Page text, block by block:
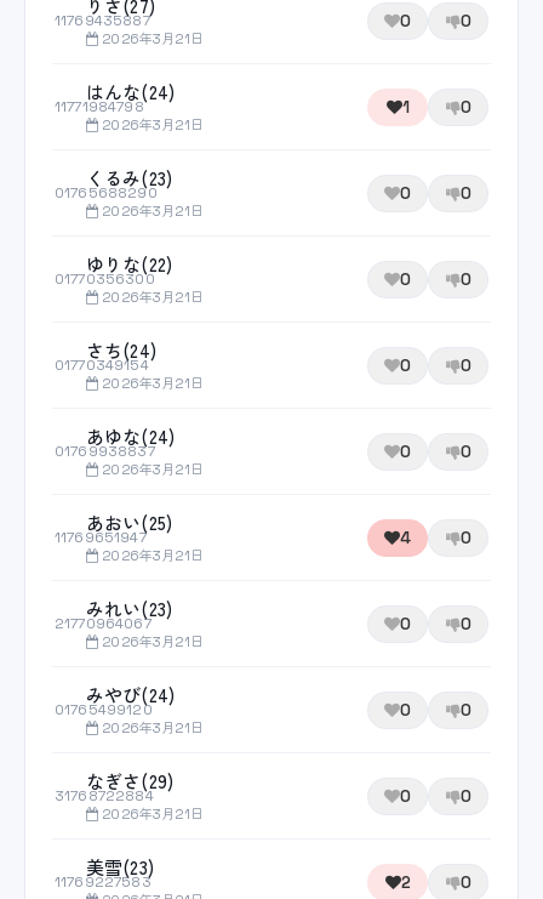
11769435887
りさ(27)
2026年3月21日
0 0
11771984798
はんな(24)
2026年3月21日
1 0
01765688290
くるみ(23)
2026年3月21日
0 0
01770356300
ゆりな(22)
2026年3月21日
0 0
01770349154
さち(24)
2026年3月21日
0 0
01769938837
あゆな(24)
2026年3月21日
0 0
11769651947
あおい(25)
2026年3月21日
4 0
21770964067
みれい(23)
2026年3月21日
0 0
01765499120
みやび(24)
2026年3月21日
0 0
31768722884
なぎさ(29)
2026年3月21日
0 0
11769227583
美雪(23)
2 0